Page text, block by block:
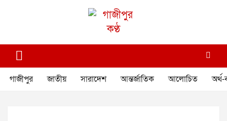
গাজীপুর কণ্ঠ
গাজীপুর জাতীয় সারাদেশ আন্তর্জাতিক আলোচিত অর্থ-